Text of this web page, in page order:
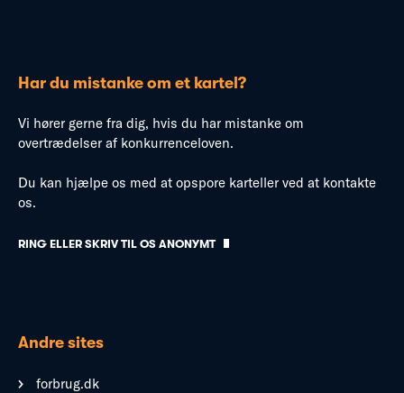
Har du mistanke om et kartel?
Vi hører gerne fra dig, hvis du har mistanke om
overtrædelser af konkurrenceloven.
Du kan hjælpe os med at opspore karteller ved at kontakte
os.
RING ELLER SKRIV TIL OS ANONYMT
Andre sites
forbrug.dk